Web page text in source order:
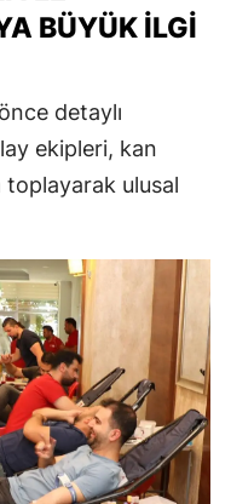
BÜYÜK İLGI
detaylı
ekipleri, kan
toplayarak ulusal